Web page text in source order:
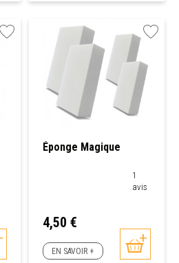
Éponge Magique
1
avis
Prix
4,50 €
EN SAVOIR +